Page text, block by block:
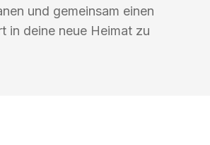
und gemeinsam einen
in deine neue Heimat zu